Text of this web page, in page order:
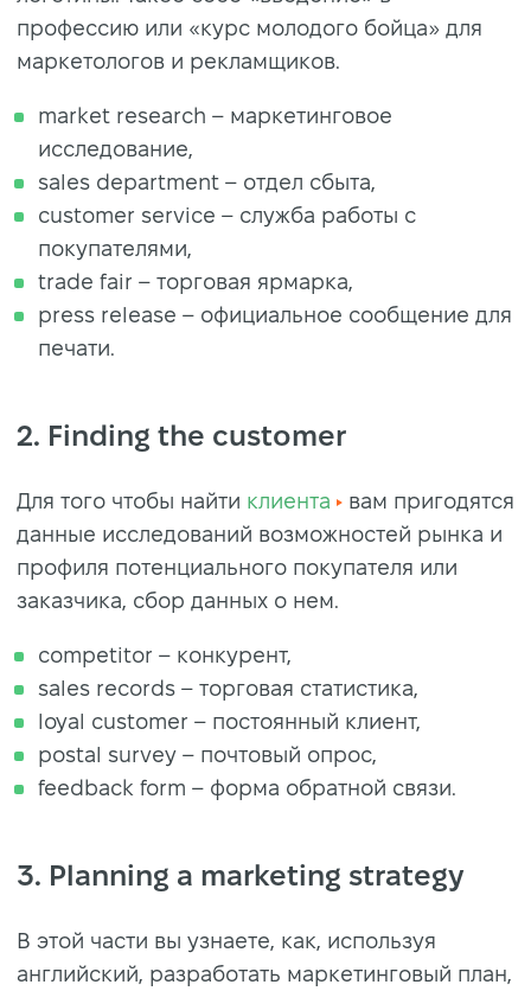
профессию или «курс молодого бойца» для
маркетологов и рекламщиков.
market research – маркетинговое
исследование,
sales department – отдел сбыта,
customer service – служба работы с
покупателями,
trade fair – торговая ярмарка,
press release – официальное сообщение для
печати.
2. Finding the customer
Для того чтобы найти клиента
вам пригодятся
данные исследований возможностей рынка и
профиля потенциального покупателя или
заказчика, сбор данных о нем.
competitor – конкурент,
sales records – торговая статистика,
loyal customer – постоянный клиент,
postal survey – почтовый опрос,
feedback form – форма обратной связи.
3. Planning a marketing strategy
В этой части вы узнаете, как, используя
английский, разработать маркетинговый план,